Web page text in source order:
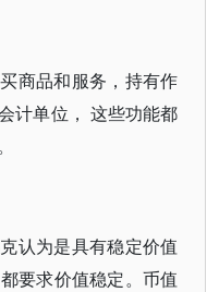
商品和服务，持有作
计单位， 这些功能都
认为是具有稳定价值
要求价值稳定。币值